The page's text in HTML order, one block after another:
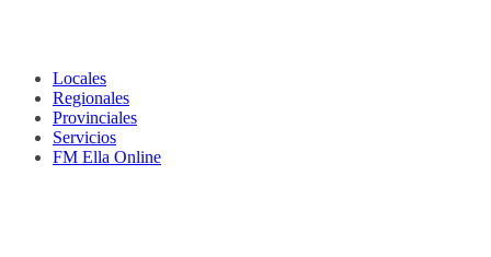
Locales
Regionales
Provinciales
Servicios
FM Ella Online